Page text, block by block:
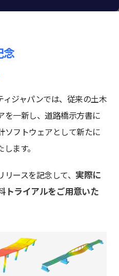
念
ィジャパンでは、従来の土木
を一新し、道路橋示方書に
ソフトウェアとして新たに
ます。
ースを記念して、 実際に
トライアルをご用意いた